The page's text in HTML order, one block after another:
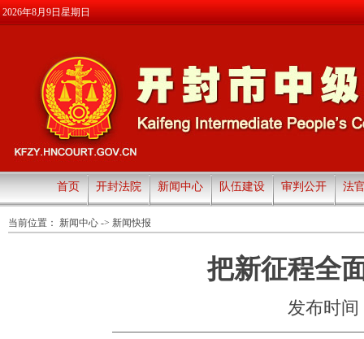
2026年8月9日星期日
首页 开封法院 新闻中心 队伍建设 审判公开 法
当前位置： 新闻中心 -> 新闻快报
把新征程全
发布时间